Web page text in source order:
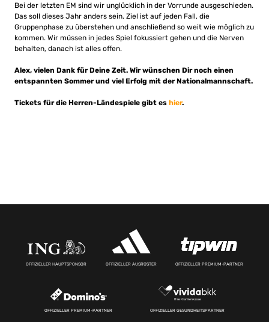
Bei der letzten EM sind wir unglücklich in der Vorrunde ausgeschieden.
Das soll dieses Jahr anders sein. Ziel ist auf jeden Fall, die
Gruppenphase zu überstehen und anschließend so weit wie möglich zu
kommen. Wir müssen in jedes Spiel fokussiert gehen und die Nerven
behalten, danach ist alles offen.
Alex, vielen Dank für Deine Zeit. Wir wünschen Dir noch einen
entspannten Sommer und viel Erfolg mit der Nationalmannschaft.
Tickets für die Herren-Ländespiele gibt es hier.
OFFIZIELLER HAUPTSPONSOR OFFIZIELLER AUSRÜSTER OFFIZIELLER PREMIUM-PARTNER
OFFIZIELLER PREMIUM-PARTNER OFFIZIELLER GESUNDHEITSPARTNER